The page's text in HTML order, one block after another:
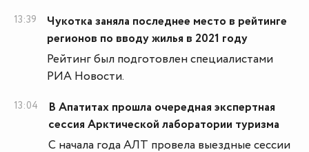
13:39
Чукотка заняла последнее место в рейтинге
регионов по вводу жилья в 2021 году
Рейтинг был подготовлен специалистами
РИА Новости.
13:04
В Апатитах прошла очередная экспертная
сессия Арктической лаборатории туризма
С начала года АЛТ провела выездные сессии